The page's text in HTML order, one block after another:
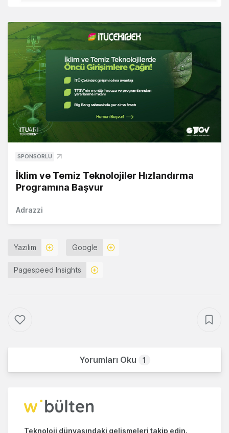
SPONSORLU
İklim ve Temiz Teknolojiler Hızlandırma
Programına Başvur
Adrazzi
Yazılım Google
Pagespeed Insights
Yorumları Oku 1
Teknoloji dünyasındaki gelişmeleri takip edin.